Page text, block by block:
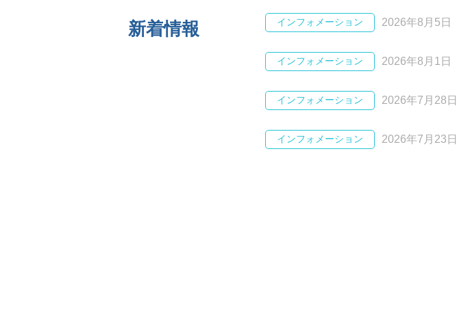
新着情報 インフォメーション 2026年8月5日
インフォメーション 2026年8月1日
インフォメーション 2026年7月28日
インフォメーション 2026年7月23日